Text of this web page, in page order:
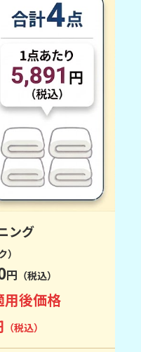
ング
）
円 （税込）
用後価格
（税込）